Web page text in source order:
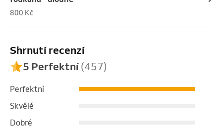
800 Kč
Shrnutí recenzí
5 Perfektní(457)
Perfektní
Skvělé
Dobré